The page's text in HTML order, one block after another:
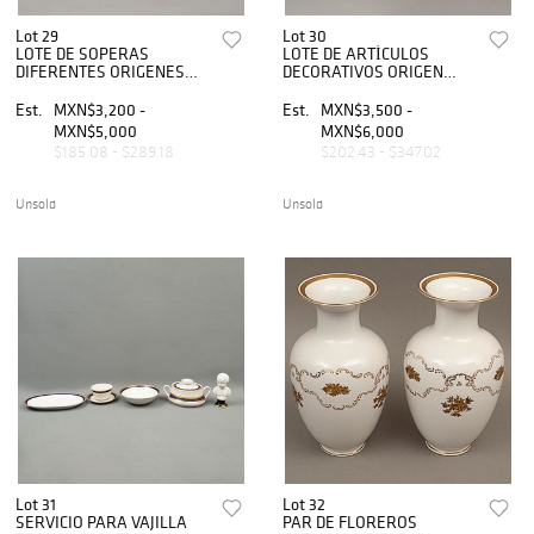
Lot 29
LOTE DE SOPERAS
DIFERENTES ORIGENES
porcelana Diferentes sellos
Decoración floral y orgánica
Deta...
Est.
MXN$3,200 -
MXN$5,000
$185.08 - $289.18
Unsold
Lot 30
LOTE DE ARTÍCULOS
DECORATIVOS ORIGEN
Elaborados en porcelana
policromada Sellados
Rosenthal, Bavaria, Hutsc...
Est.
MXN$3,500 -
MXN$6,000
$202.43 - $347.02
Unsold
Lot 31
SERVICIO PARA VAJILLA
Lot 32
PAR DE FLOREROS